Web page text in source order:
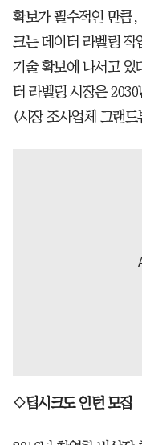
확보가 필수적인 만큼,
크는 데이터 라벨링 작
기술 확보에 나서고 있
터 라벨링 시장은
(시장 조사업체 그랜
◇딥시크도 인턴 모집